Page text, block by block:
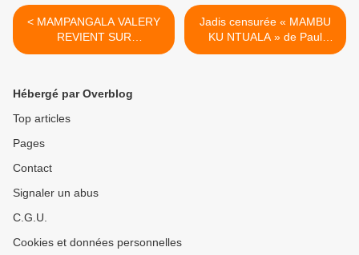
< MAMPANGALA VALERY
REVIENT SUR
L’HISTORIQUE DE SUPER
Jadis censurée « MAMBU
KU NTUALA » de Paul
Mwanga en 2ème diffusion
Hébergé par Overblog
Top articles
Pages
Contact
Signaler un abus
C.G.U.
Cookies et données personnelles